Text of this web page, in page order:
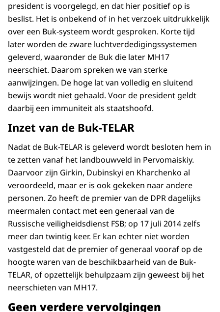
president is voorgelegd, en dat hier positief op is
beslist. Het is onbekend of in het verzoek uitdrukkelijk
over een Buk-systeem wordt gesproken. Korte tijd
later worden de zware luchtverdedigingssystemen
geleverd, waaronder de Buk die later MH17
neerschiet. Daarom spreken we van sterke
aanwijzingen. De hoge lat van volledig en sluitend
bewijs wordt niet gehaald. Voor de president geldt
daarbij een immuniteit als staatshoofd.
Inzet van de Buk-TELAR
Nadat de Buk-TELAR is geleverd wordt besloten hem in
te zetten vanaf het landbouwveld in Pervomaiskiy.
Daarvoor zijn Girkin, Dubinskyi en Kharchenko al
veroordeeld, maar er is ook gekeken naar andere
personen. Zo heeft de premier van de DPR dagelijks
meermalen contact met een generaal van de
Russische veiligheidsdienst FSB; op 17 juli 2014 zelfs
meer dan twintig keer. Er kan echter niet worden
vastgesteld dat de premier of generaal vooraf op de
hoogte waren van de beschikbaarheid van de Buk-
TELAR, of opzettelijk behulpzaam zijn geweest bij het
neerschieten van MH17.
Geen verdere vervolgingen